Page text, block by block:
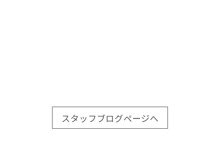
スタッフブログページへ